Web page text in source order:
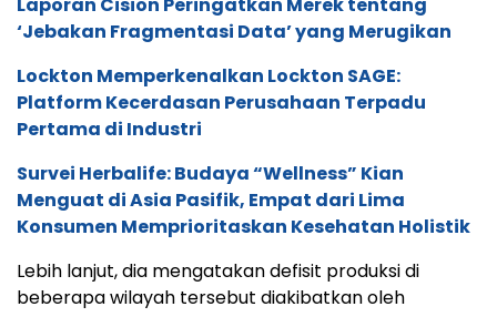
‘Jebakan Fragmentasi Data’ yang Merugikan
Lockton Memperkenalkan Lockton SAGE:
Platform Kecerdasan Perusahaan Terpadu
Pertama di Industri
Survei Herbalife: Budaya “Wellness” Kian
Menguat di Asia Pasifik, Empat dari Lima
Konsumen Memprioritaskan Kesehatan Holistik
Lebih lanjut, dia mengatakan defisit produksi di
beberapa wilayah tersebut diakibatkan oleh